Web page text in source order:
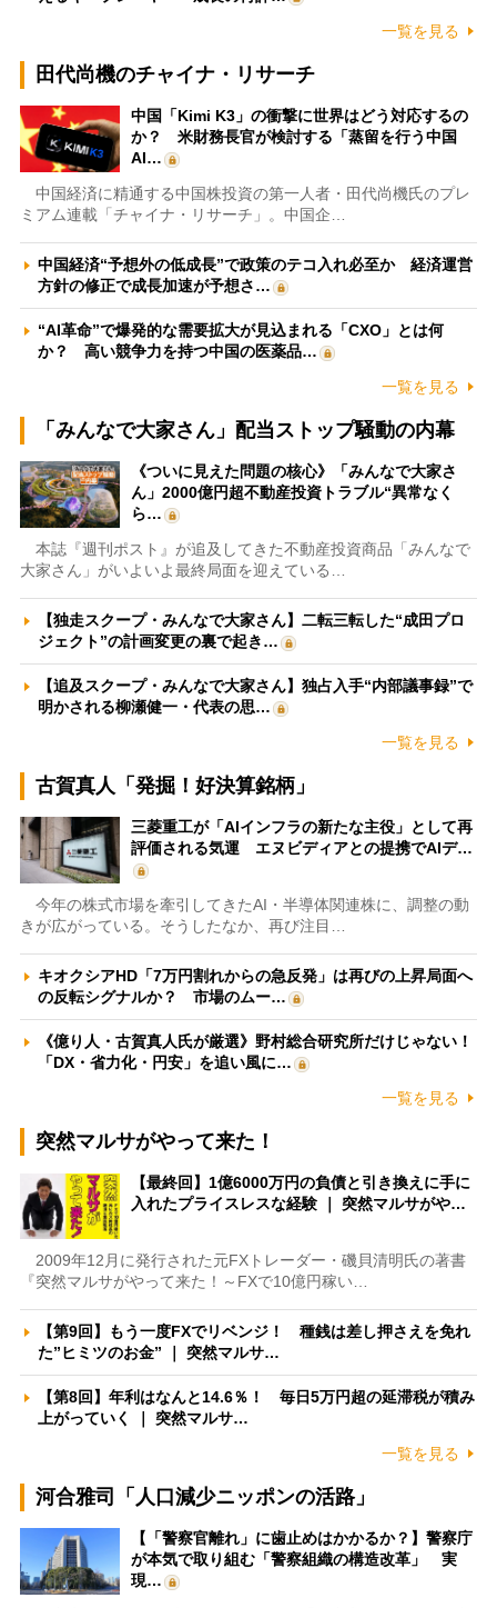
一覧を見る
田代尚機のチャイナ・リサーチ
中国「Kimi K3」の衝撃に世界はどう対応するの
か？ 米財務長官が検討する「蒸留を行う中国
AI…
中国経済に精通する中国株投資の第一人者・田代尚機氏のプレ
ミアム連載「チャイナ・リサーチ」。中国企…
中国経済“予想外の低成長”で政策のテコ入れ必至か 経済運営
方針の修正で成長加速が予想さ…
“AI革命”で爆発的な需要拡大が見込まれる「CXO」とは何
か？ 高い競争力を持つ中国の医薬品…
一覧を見る
「みんなで大家さん」配当ストップ騒動の内幕
《ついに見えた問題の核心》「みんなで大家さ
ん」2000億円超不動産投資トラブル“異常なく
ら…
本誌『週刊ポスト』が追及してきた不動産投資商品「みんなで
大家さん」がいよいよ最終局面を迎えている…
【独走スクープ・みんなで大家さん】二転三転した“成田プロ
ジェクト”の計画変更の裏で起き…
【追及スクープ・みんなで大家さん】独占入手“内部議事録”で
明かされる柳瀬健一・代表の思…
一覧を見る
古賀真人「発掘！好決算銘柄」
三菱重工が「AIインフラの新たな主役」として再
評価される気運 エヌビディアとの提携でAIデ…
今年の株式市場を牽引してきたAI・半導体関連株に、調整の動
きが広がっている。そうしたなか、再び注目…
キオクシアHD「7万円割れからの急反発」は再びの上昇局面へ
の反転シグナルか？ 市場のムー…
《億り人・古賀真人氏が厳選》野村総合研究所だけじゃない！
「DX・省力化・円安」を追い風に…
一覧を見る
突然マルサがやって来た！
【最終回】1億6000万円の負債と引き換えに手に
入れたプライスレスな経験 ｜ 突然マルサがや…
2009年12月に発行された元FXトレーダー・磯貝清明氏の著書
『突然マルサがやって来た！～FXで10億円稼い…
【第9回】もう一度FXでリベンジ！ 種銭は差し押さえを免れ
た”ヒミツのお金” ｜ 突然マルサ…
【第8回】年利はなんと14.6％！ 毎日5万円超の延滞税が積み
上がっていく ｜ 突然マルサ…
一覧を見る
河合雅司「人口減少ニッポンの活路」
【「警察官離れ」に歯止めはかかるか？】警察庁
が本気で取り組む「警察組織の構造改革」 実
現…